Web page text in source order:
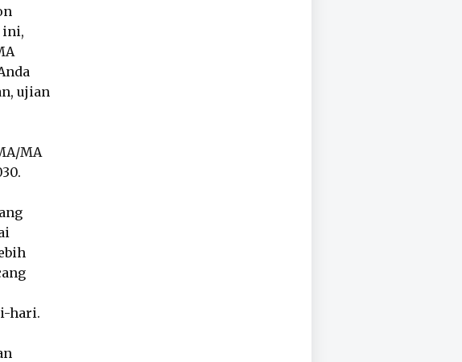
ini,
ujian
MA
hari.